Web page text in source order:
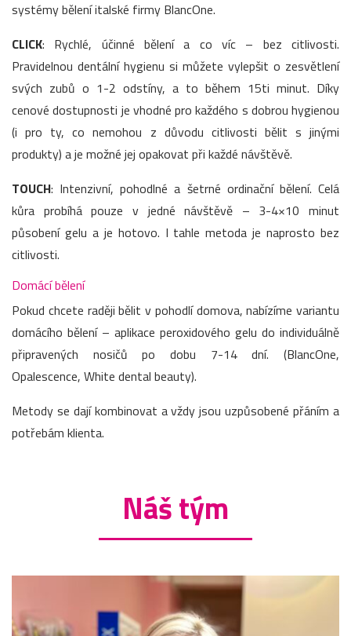
systémy bělení italské firmy BlancOne.
CLICK: Rychlé, účinné bělení a co víc – bez citlivosti.
Pravidelnou dentální hygienu si můžete vylepšit o zesvětlení
svých zubů o 1-2 odstíny, a to během 15ti minut. Díky
cenové dostupnosti je vhodné pro každého s dobrou hygienou
(i pro ty, co nemohou z důvodu citlivosti bělit s jinými
produkty) a je možné jej opakovat při každé návštěvě.
TOUCH: Intenzivní, pohodlné a šetrné ordinační bělení. Celá
kůra probíhá pouze v jedné návštěvě – 3-4×10 minut
působení gelu a je hotovo. I tahle metoda je naprosto bez
citlivosti.
Domácí bělení
Pokud chcete raději bělit v pohodlí domova, nabízíme variantu
domácího bělení – aplikace peroxidového gelu do individuálně
připravených nosičů po dobu 7-14 dní. (BlancOne,
Opalescence, White dental beauty).
Metody se dají kombinovat a vždy jsou uzpůsobené přáním a
potřebám klienta.
Náš tým